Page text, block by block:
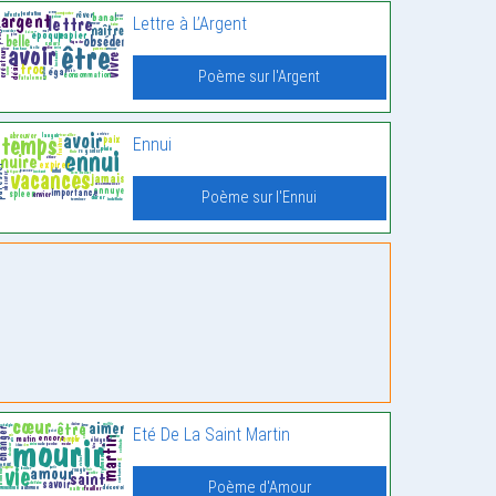
Lettre à L’Argent
Poème sur l'Argent
Ennui
Poème sur l'Ennui
Eté De La Saint Martin
Poème d'Amour